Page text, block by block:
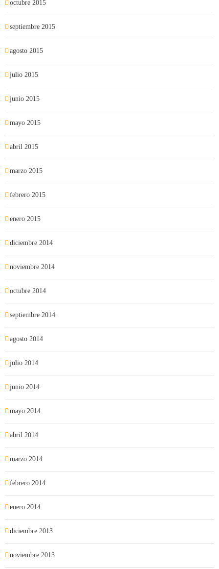
octubre 2015
septiembre 2015
agosto 2015
julio 2015
junio 2015
mayo 2015
abril 2015
marzo 2015
febrero 2015
enero 2015
diciembre 2014
noviembre 2014
octubre 2014
septiembre 2014
agosto 2014
julio 2014
junio 2014
mayo 2014
abril 2014
marzo 2014
febrero 2014
enero 2014
diciembre 2013
noviembre 2013